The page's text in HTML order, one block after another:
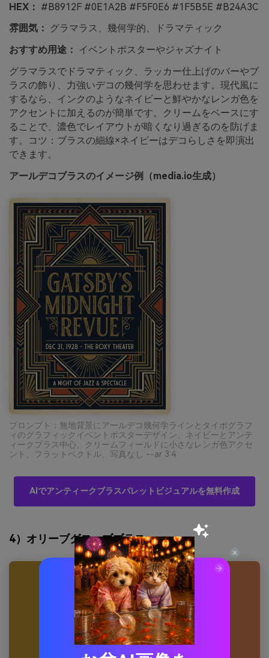
HEX： #B8912F #0E1A2B #F5F0E6 #1F5B5E #B24A3C
雰囲気：
グラマラス、幾何学的、ドラマティック
おすすめ用途：
イベントポスターやジャズナイト
グラマラスでドラマティック、ラッカー仕上げのバーやブ
ラスの飾り、力強いデコの幾何学を思わせます。現代風に
するなら、インクのようなネイビーと鮮やかなレンガ色を
アクセントに加えるのが簡単です。クリームをベースにす
ることで、濃色でレイアウトが暗くなり過ぎるのを防げま
す。コツ：ブラスの細線×ネイビーはデコらしさを即演出
できます。
アールデコブラスのイメージ例（media.io生成）
プロンプト：無地背景にアールデコ幾何学ラインとタイポグラフ
ィのグラフィックイベントポスターデザイン、ネイビーとアンテ
ィークブラス中心、クリームフィールドに小さなレンガ色アクセ
ント、フラットベクトル、写真なし --ar 3:4
AIでアンティークブラスパレットビジュアルを無料作成
4）オリーブグローブブラス